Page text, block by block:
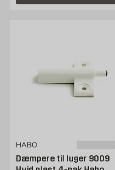
HABO
Dæmpere til luger 9009